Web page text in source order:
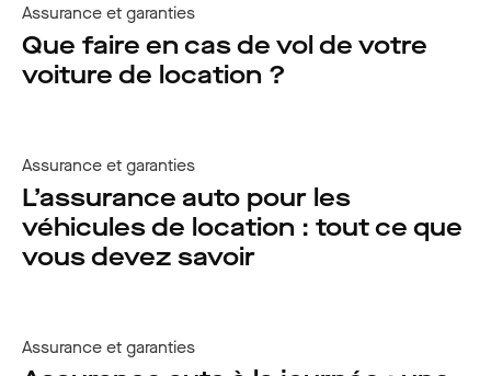
Assurance et garanties
Que faire en cas de vol de votre
voiture de location ?
Assurance et garanties
L’assurance auto pour les
véhicules de location : tout ce que
vous devez savoir
Assurance et garanties